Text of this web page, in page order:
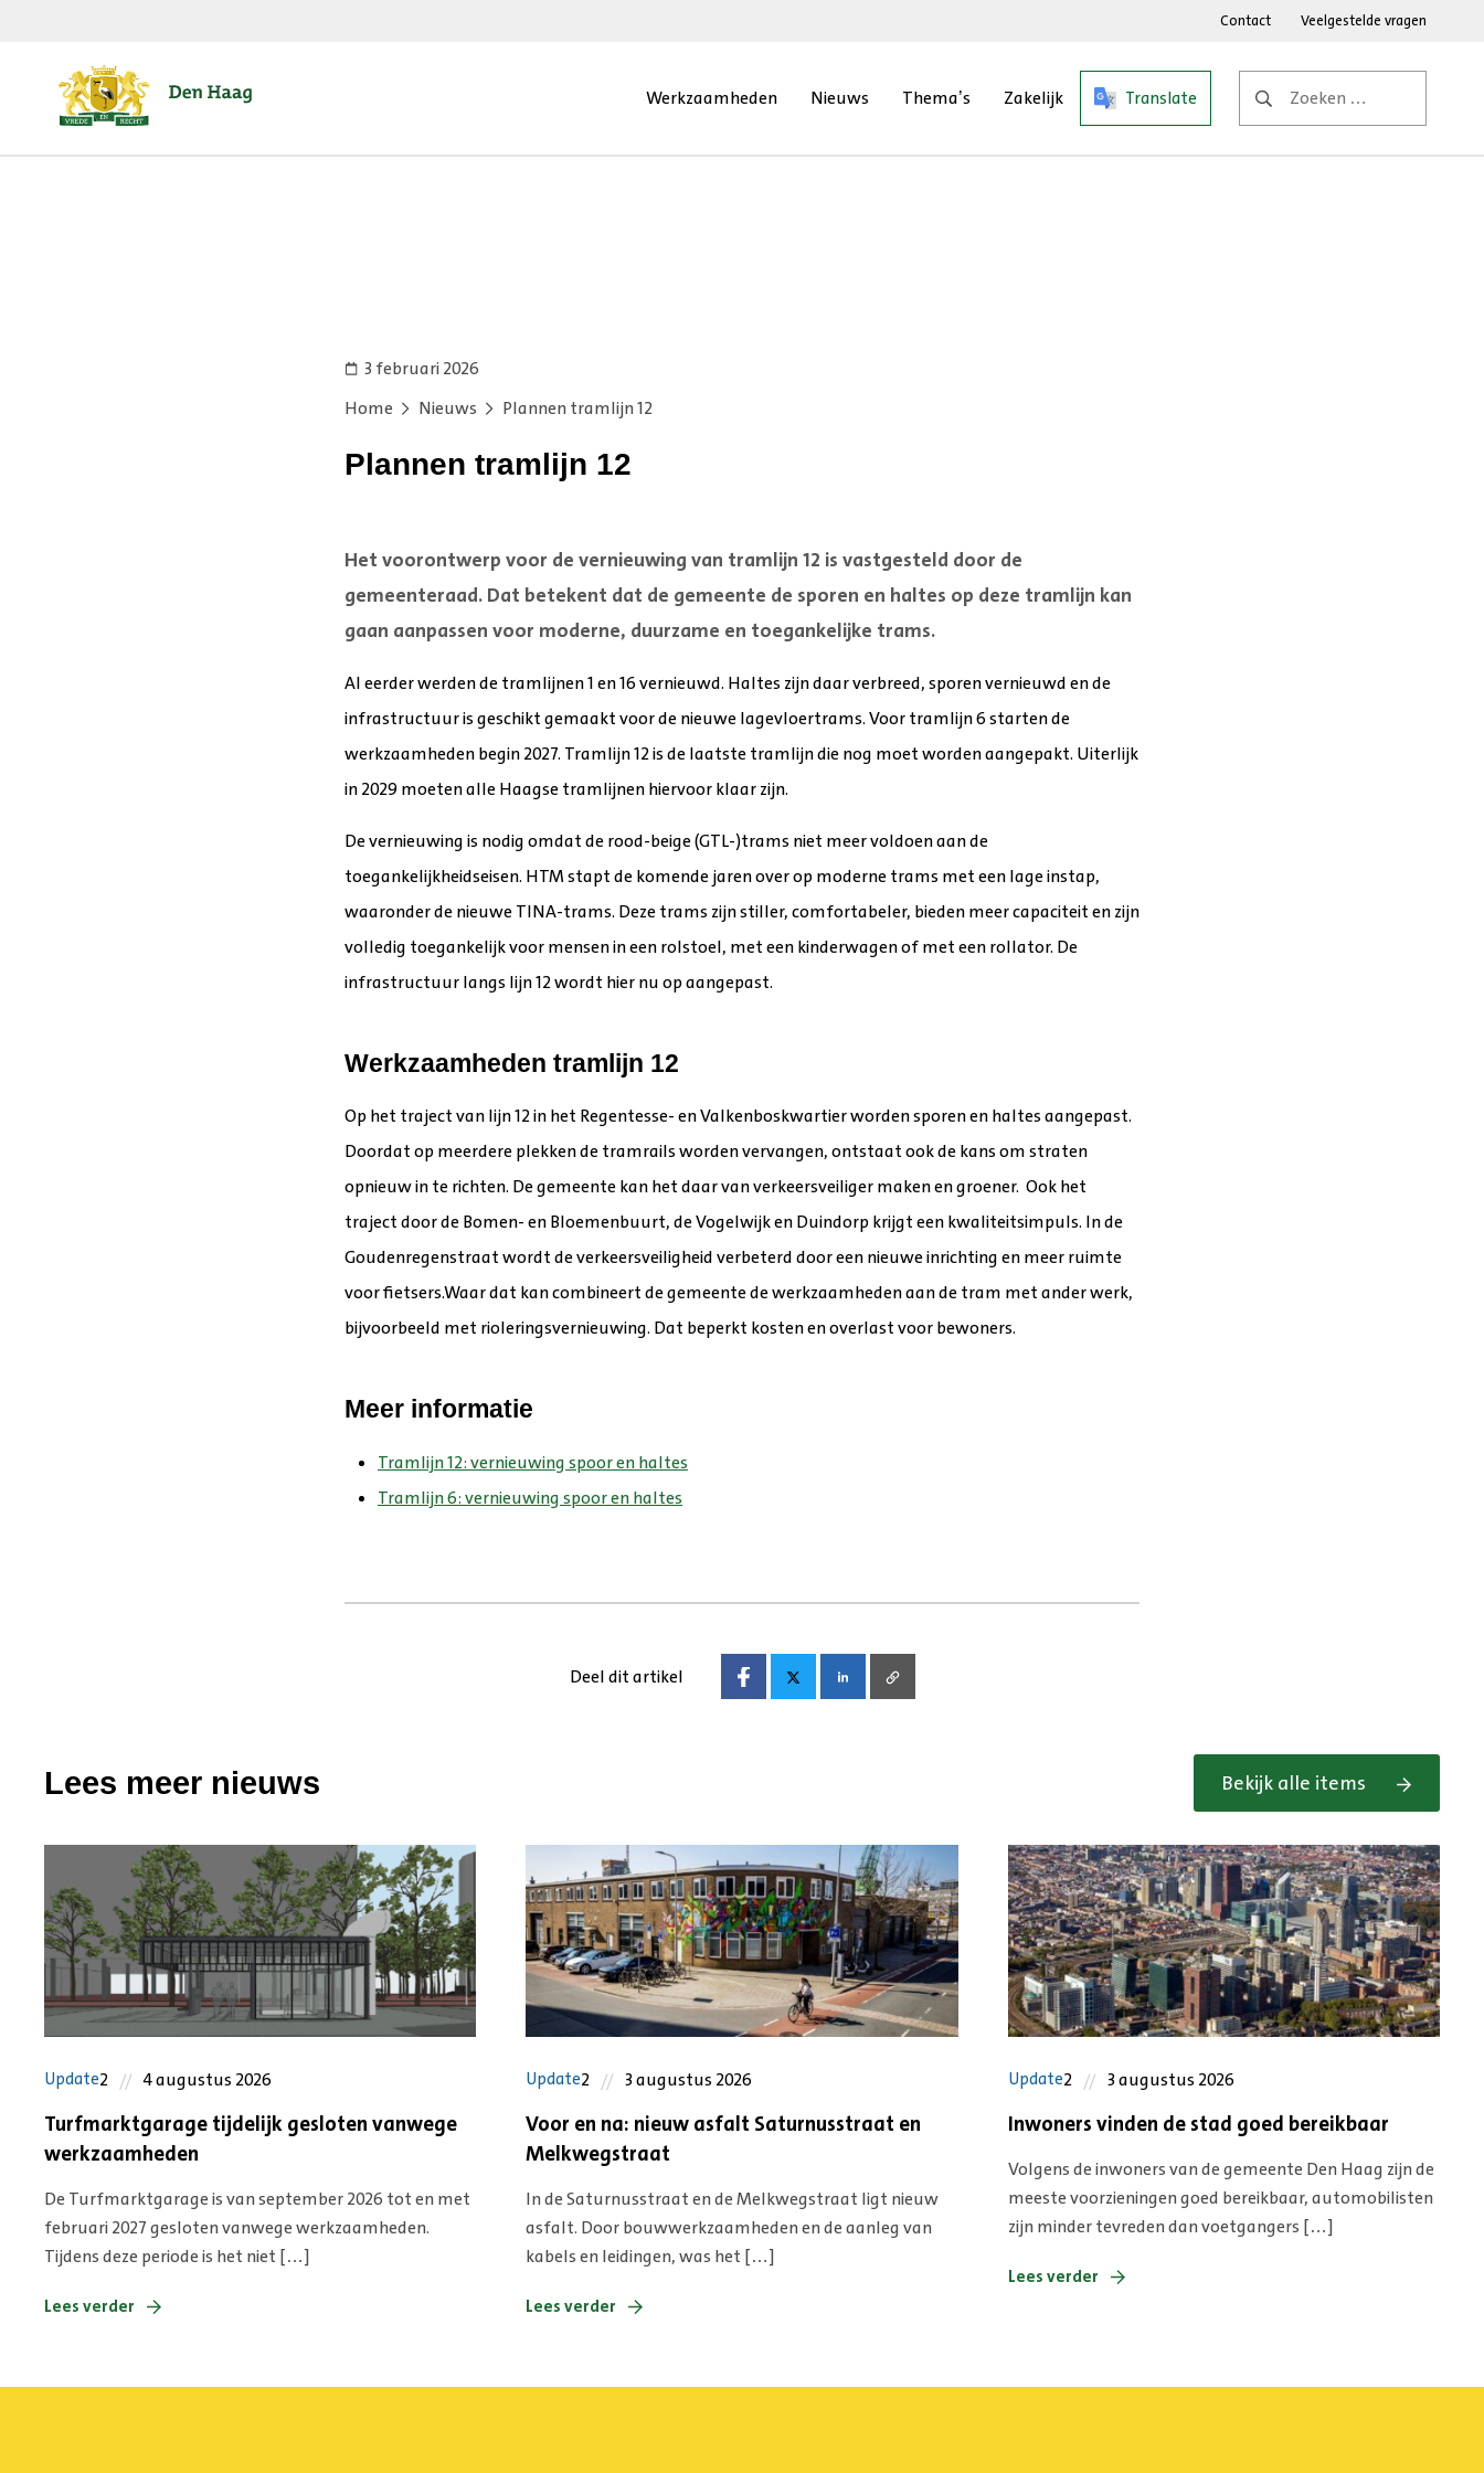
Contact Veelgestelde vragen
Werkzaamheden Nieuws Thema’s Zakelijk Translate
naar:
Plannen tramlijn 12
3 februari 2026
Home
Nieuws Plannen tramlijn 12
Het voorontwerp voor de vernieuwing van tramlijn 12 is vastgesteld door de
gemeenteraad. Dat betekent dat de gemeente de sporen en haltes op deze tramlijn kan
gaan aanpassen voor moderne, duurzame en toegankelijke trams.
Al eerder werden de tramlijnen 1 en 16 vernieuwd. Haltes zijn daar verbreed, sporen vernieuwd en de
infrastructuur is geschikt gemaakt voor de nieuwe lagevloertrams. Voor tramlijn 6 starten de
werkzaamheden begin 2027. Tramlijn 12 is de laatste tramlijn die nog moet worden aangepakt. Uiterlijk
in 2029 moeten alle Haagse tramlijnen hiervoor klaar zijn.
De vernieuwing is nodig omdat de rood-beige (GTL-)trams niet meer voldoen aan de
toegankelijkheidseisen. HTM stapt de komende jaren over op moderne trams met een lage instap,
waaronder de nieuwe TINA-trams. Deze trams zijn stiller, comfortabeler, bieden meer capaciteit en zijn
volledig toegankelijk voor mensen in een rolstoel, met een kinderwagen of met een rollator. De
infrastructuur langs lijn 12 wordt hier nu op aangepast.
Werkzaamheden tramlijn 12
Op het traject van lijn 12 in het Regentesse- en Valkenboskwartier worden sporen en haltes aangepast.
Doordat op meerdere plekken de tramrails worden vervangen, ontstaat ook de kans om straten
opnieuw in te richten. De gemeente kan het daar van verkeersveiliger maken en groener. Ook het
traject door de Bomen- en Bloemenbuurt, de Vogelwijk en Duindorp krijgt een kwaliteitsimpuls. In de
Goudenregenstraat wordt de verkeersveiligheid verbeterd door een nieuwe inrichting en meer ruimte
voor fietsers.Waar dat kan combineert de gemeente de werkzaamheden aan de tram met ander werk,
bijvoorbeeld met rioleringsvernieuwing. Dat beperkt kosten en overlast voor bewoners.
Meer informatie
Tramlijn 12: vernieuwing spoor en haltes
Tramlijn 6: vernieuwing spoor en haltes
Deel dit artikel
Lees meer nieuws Bekijk alle items
Update2 4 augustus 2026
Turfmarktgarage tijdelijk gesloten vanwege
werkzaamheden
De Turfmarktgarage is van september 2026 tot en met
februari 2027 gesloten vanwege werkzaamheden.
Tijdens deze periode is het niet […]
Lees verder
Update2 3 augustus 2026
Voor en na: nieuw asfalt Saturnusstraat en
Melkwegstraat
In de Saturnusstraat en de Melkwegstraat ligt nieuw
asfalt. Door bouwwerkzaamheden en de aanleg van
kabels en leidingen, was het […]
Lees verder
Update2 3 augustus 2026
Inwoners vinden de stad goed bereikbaar
Volgens de inwoners van de gemeente Den Haag zijn de
meeste voorzieningen goed bereikbaar, automobilisten
zijn minder tevreden dan voetgangers […]
Lees verder